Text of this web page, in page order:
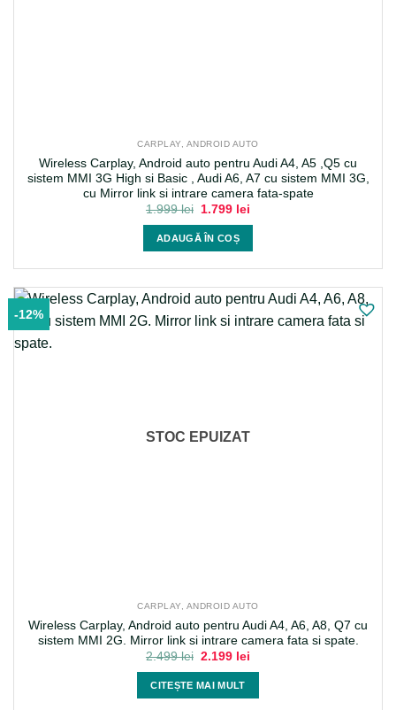
CARPLAY, ANDROID AUTO
Wireless Carplay, Android auto pentru Audi A4, A5 ,Q5 cu
sistem MMI 3G High si Basic , Audi A6, A7 cu sistem MMI 3G,
cu Mirror link si intrare camera fata-spate
1.999lei
Prețul
a
fost:
1.999 lei.
1.799 lei
ADAUGĂ ÎN COȘ
-12%
STOC EPUIZAT
CARPLAY, ANDROID AUTO
Wireless Carplay, Android auto pentru Audi A4, A6, A8, Q7 cu
sistem MMI 2G. Mirror link si intrare camera fata si spate.
2.499lei Prețul
a
fost:
2.499 lei.
2.199 lei
CITEȘTE MAI MULT